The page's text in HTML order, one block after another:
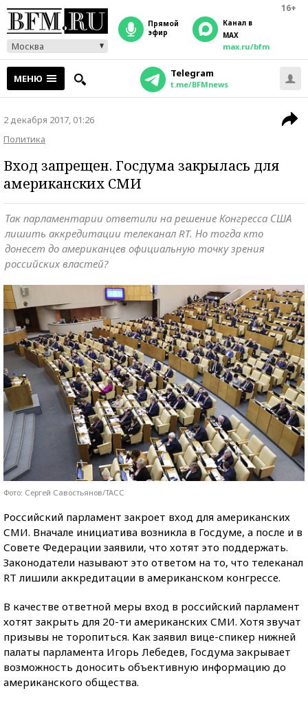
16+
Москва
прямой
эфир
Канал в
MAX
max.ru/bfm
МЕНЮ Telegram
t.me/BFMnews
2 декабря 2017, 01:26
Политика
Вход запрещен. Госдума закрылась для
американских СМИ
Так парламентарии ответили на решение Конгресса США
лишить аккредитации телеканал RT. Но тогда кто
донесет до американцев официальную точку зрения
российских властей?
Фото: Сергей Савостьянов/ТАСС
Российский парламент закроет вход для американских
СМИ. Вначале инициатива возникла в Госдуме, а после и в
Совете Федерации заявили, что хотят это поддержать.
Законодатели называют это ответом на то, что телеканал
RT лишили аккредитации в американском конгрессе.
В качестве ответной меры вход в российский парламент
хотят закрыть для 20-ти американских СМИ. Хотя звучат
призывы не торопиться. Как заявил вице-спикер нижней
палаты парламента Игорь Лебедев, Госдума закрывает
возможность доносить объективную информацию до
американского общества.